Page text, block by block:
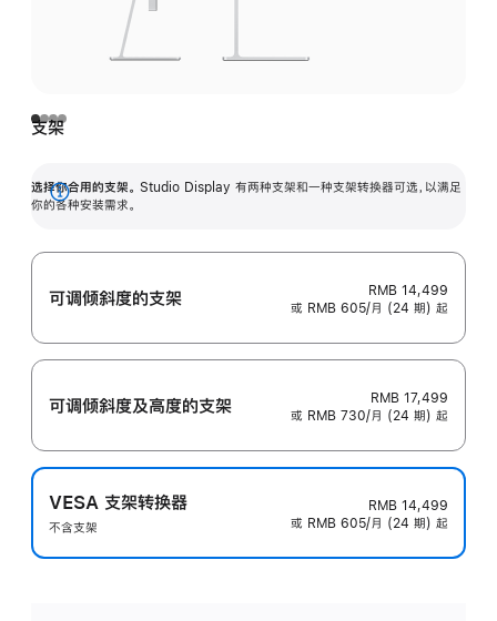
支架
选择你合用的支架。 Studio Display 有两种支架和一种支架转换器可选，以满足
你的各种安装需求。
展
可调倾斜度的支架
RMB 14,499
或 RMB 605/月 (24 期) 起
可调倾斜度及高‍度的支‍架
RMB 17,499
或 RMB 730/月 (24 期) 起
VESA 支架转换器
不含支架
RMB 14,499
或 RMB 605/月 (24 期) 起